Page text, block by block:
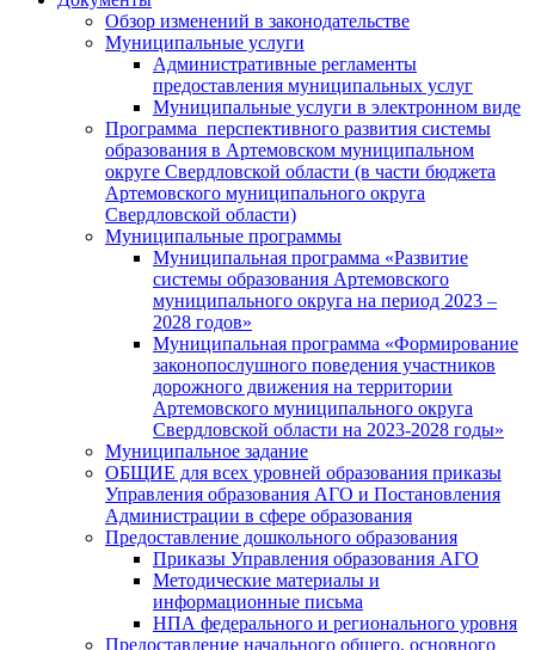
Обзор изменений в законодательстве
Муниципальные услуги
Административные регламенты
предоставления муниципальных услуг
Муниципальные услуги в электронном виде
Программа перспективного развития системы
образования в Артемовском муниципальном
округе Свердловской области (в части бюджета
Артемовского муниципального округа
Свердловской области)
Муниципальные программы
Муниципальная программа «Развитие
системы образования Артемовского
муниципального округа на период 2023 –
2028 годов»
Муниципальная программа «Формирование
законопослушного поведения участников
дорожного движения на территории
Артемовского муниципального округа
Свердловской области на 2023-2028 годы»
Муниципальное задание
ОБЩИЕ для всех уровней образования приказы
Управления образования АГО и Постановления
Администрации в сфере образования
Предоставление дошкольного образования
Приказы Управления образования АГО
Методические материалы и
информационные письма
НПА федерального и регионального уровня
Предоставление начального общего, основного